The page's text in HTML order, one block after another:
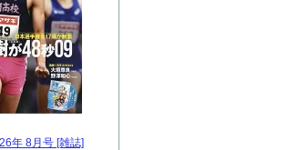
年 8月号 [雑誌]